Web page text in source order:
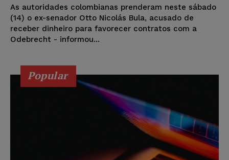
As autoridades colombianas prenderam neste sábado
(14) o ex-senador Otto Nicolás Bula, acusado de
receber dinheiro para favorecer contratos com a
Odebrecht - informou...
Popular